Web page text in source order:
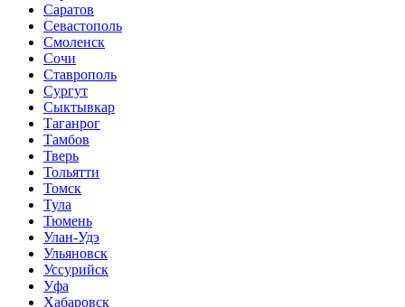
Саратов
Севастополь
Смоленск
Сочи
Ставрополь
Сургут
Сыктывкар
Таганрог
Тамбов
Тверь
Тольятти
Томск
Тула
Тюмень
Улан-Удэ
Ульяновск
Уссурийск
Уфа
Хабаровск